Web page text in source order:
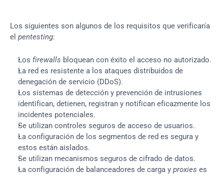
Los siguientes son algunos de los requisitos que verificaría
el pentesting:
Los firewalls bloquean con éxito el acceso no autorizado.
La red es resistente a los ataques distribuidos de
denegación de servicio (DDoS).
Los sistemas de detección y prevención de intrusiones
identifican, detienen, registran y notifican eficazmente los
incidentes potenciales.
Se utilizan controles seguros de acceso de usuarios.
La configuración de los segmentos de red es segura y
estos están aislados.
Se utilizan mecanismos seguros de cifrado de datos.
La configuración de balanceadores de carga y proxies es